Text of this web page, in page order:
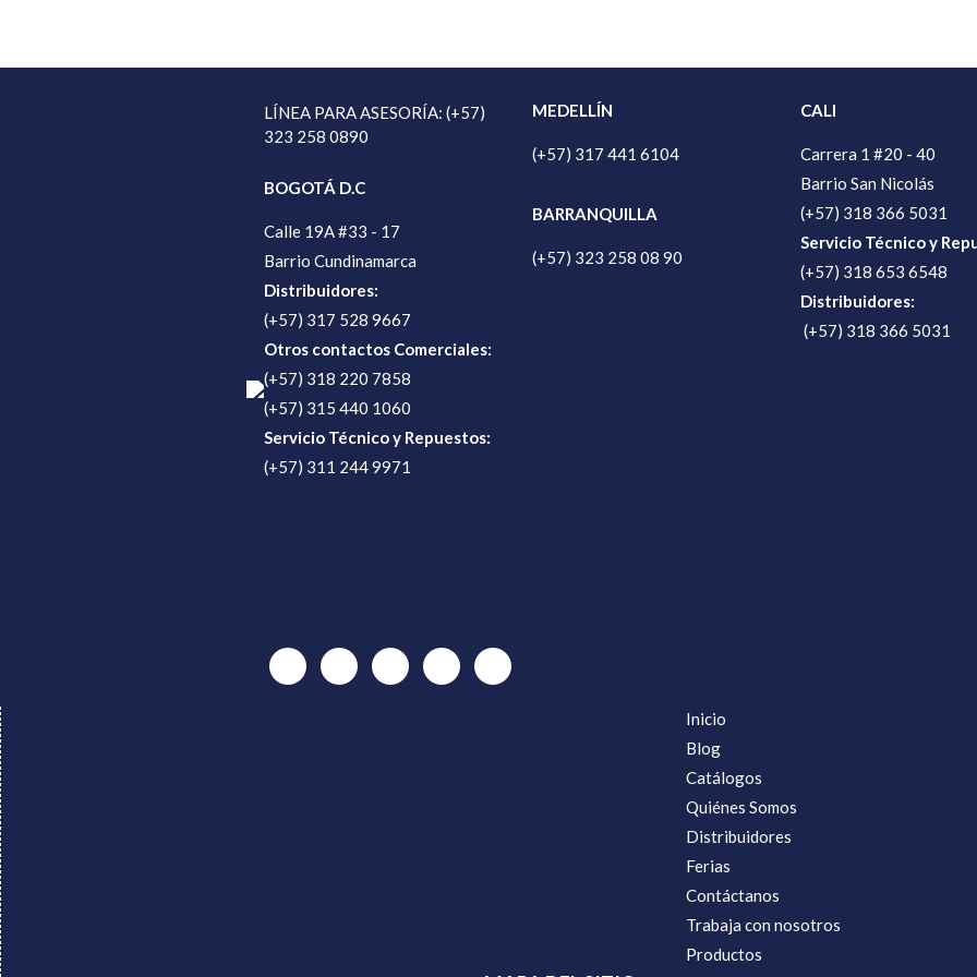
LÍNEA PARA ASESORÍA: (+57)
323 258 0890
>
BOGOTÁ D.C
Calle 19A #33 - 17
Barrio Cundinamarca
Distribuidores:
(+57) 317 528 9667
Otros contactos Comerciales:
(+57) 318 220 7858
(+57) 315 440 1060
Servicio Técnico y Repuestos:
(+57) 311 244 9971
MEDELLÍN
(+57) 317 441 6104
BARRANQUILLA
(+57) 323 258 08 90
CALI
Carrera 1 #20 - 40
Barrio San Nicolás
(+57) 318 366 5031
Servicio Técnico y
(+57) 318 653 6548
Distribuidores:
(+57) 318 366 5031
Inicio
Blog
Catálogos
Quiénes Somos
Distribuidores
Ferias
Contáctanos
Trabaja con nosotros
Productos